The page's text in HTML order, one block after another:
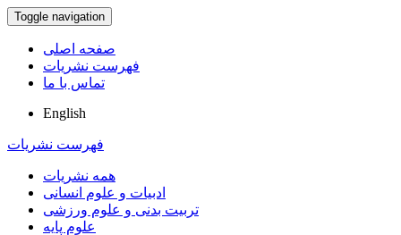
Toggle navigation
صفحه اصلی
فهرست نشریات
تماس با ما
English
فهرست نشریات
همه نشریات
ادبیات و علوم انسانی
تربیت بدنی و علوم ورزشی
علوم پایه